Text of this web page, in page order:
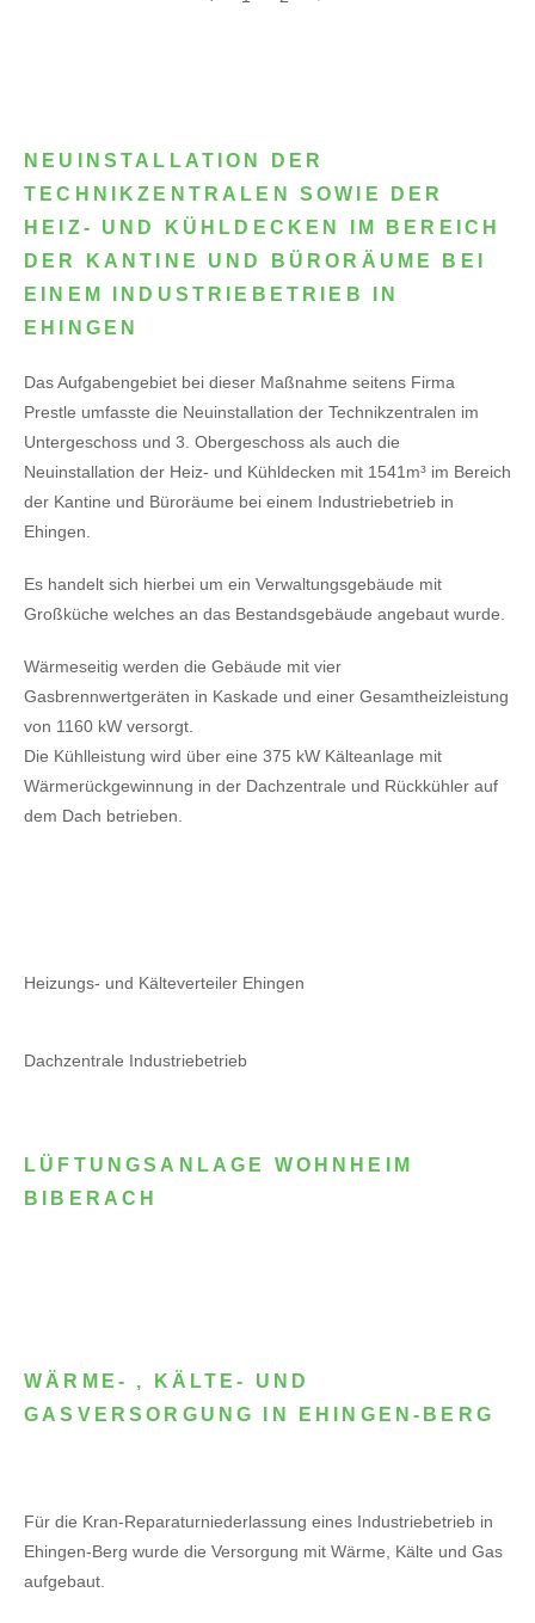
NEUINSTALLATION DER
TECHNIKZENTRALEN SOWIE DER
HEIZ- UND KÜHLDECKEN IM BEREICH
DER KANTINE UND BÜRORÄUME BEI
EINEM INDUSTRIEBETRIEB IN
EHINGEN
Das Aufgabengebiet bei dieser Maßnahme seitens Firma
Prestle umfasste die Neuinstallation der Technikzentralen im
Untergeschoss und 3. Obergeschoss als auch die
Neuinstallation der Heiz- und Kühldecken mit 1541m³ im Bereich
der Kantine und Büroräume bei einem Industriebetrieb in
Ehingen.
Es handelt sich hierbei um ein Verwaltungsgebäude mit
Großküche welches an das Bestandsgebäude angebaut wurde.
Wärmeseitig werden die Gebäude mit vier
Gasbrennwertgeräten in Kaskade und einer Gesamtheizleistung
von 1160 kW versorgt.
Die Kühlleistung wird über eine 375 kW Kälteanlage mit
Wärmerückgewinnung in der Dachzentrale und Rückkühler auf
dem Dach betrieben.
Heizungs- und Kälteverteiler Ehingen
Dachzentrale Industriebetrieb
LÜFTUNGSANLAGE WOHNHEIM
BIBERACH
WÄRME- , KÄLTE- UND
GASVERSORGUNG IN EHINGEN-BERG
Für die Kran-Reparaturniederlassung eines Industriebetrieb in
Ehingen-Berg wurde die Versorgung mit Wärme, Kälte und Gas
aufgebaut.